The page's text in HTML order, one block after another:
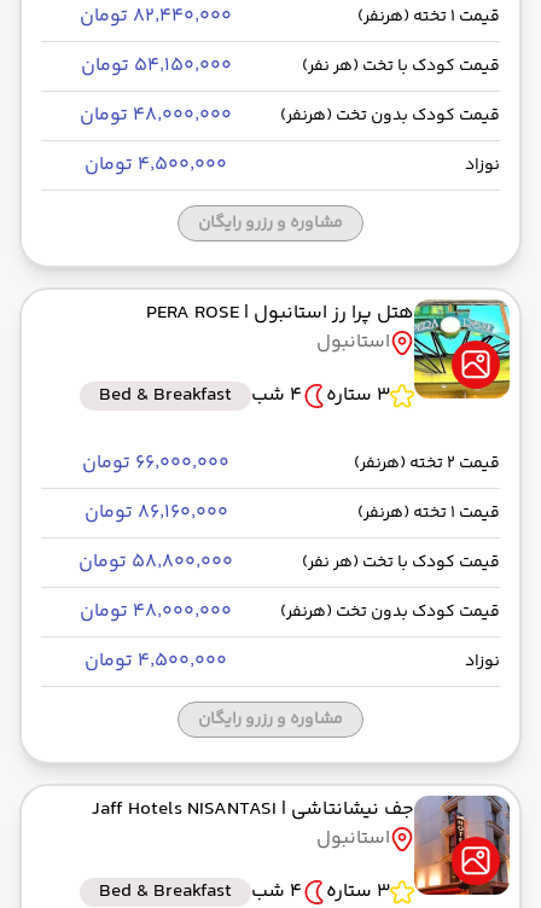
قیمت 1 تخته (هرنفر) ۸۲٬۴۴۰٬۰۰۰ تومان
قیمت کودک با تخت (هر نفر) ۵۴٬۱۵۰٬۰۰۰ تومان
قیمت کودک بدون تخت (هرنفر) ۴۸٬۰۰۰٬۰۰۰ تومان
نوزاد ۴٬۵۰۰٬۰۰۰ تومان
مشاوره و رزرو رایگان
هتل پرا رز استانبول | PERA ROSE
استانبول
3 ستاره
4 شب Bed & Breakfast
قیمت 2 تخته (هرنفر) ۶۶٬۰۰۰٬۰۰۰ تومان
قیمت 1 تخته (هرنفر) ۸۶٬۱۶۰٬۰۰۰ تومان
قیمت کودک با تخت (هر نفر) ۵۸٬۸۰۰٬۰۰۰ تومان
قیمت کودک بدون تخت (هرنفر) ۴۸٬۰۰۰٬۰۰۰ تومان
نوزاد ۴٬۵۰۰٬۰۰۰ تومان
مشاوره و رزرو رایگان
جف نیشانتاشی | Jaff Hotels NISANTASI
استانبول
3 ستاره
4 شب Bed & Breakfast